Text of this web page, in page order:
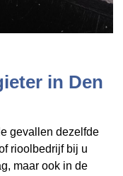
in Den
gevallen dezelfde
rioolbedrijf bij u
maar ook in de